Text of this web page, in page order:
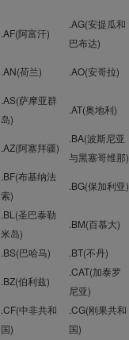
.AF(阿富汗)
.AG(安提瓜和
巴布达)
.AN(荷兰) .AO(安哥拉)
.AS(萨摩亚群
岛)
.AT(奥地利)
.AZ(阿塞拜疆)
.BA(波斯尼亚
与黑塞哥维那)
.BF(布基纳法
索)
.BG(保加利亚)
.BL(圣巴泰勒
米岛)
.BM(百慕大)
.BS(巴哈马) .BT(不丹)
.BZ(伯利兹)
.CAT(加泰罗
尼亚)
.CF(中非共和
国)
.CG(刚果共和
国)